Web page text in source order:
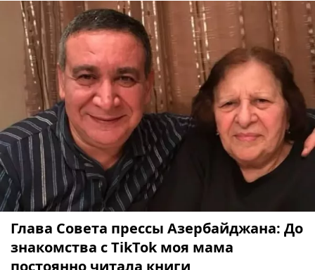
Глава Совета прессы Азербайджана: До
знакомства с TikTok моя мама
постоянно читала книги